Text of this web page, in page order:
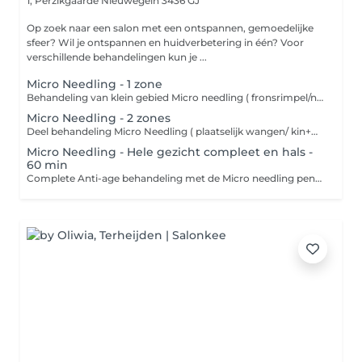
Op zoek naar een salon met een ontspannen, gemoedelijke
sfeer? Wil je ontspannen en huidverbetering in één? Voor
verschillende behandelingen kun je ...
Micro Needling - 1 zone
Behandeling van klein gebied Micro needling ( fronsrimpel/neus lipplooi/bovenlip/litteken) - Reingen van de huid - Micro needling gewenste gebied met intensief serum - Dag/nacht verzorging Microneedling is een cosmetische behandeling waarbij met een apparaat microscopisch kleine naaldjes over de huid gaan. Deze naaldjes prikken hele kleine gaatjes in de huid. Dit klinkt misschien heftig, maar deze "micro-wondjes" activeren het natuurlijke genezingsproces van het lichaam. Wat doet microneedling voor een strakkere huid? De kleine prikjes stimuleren het lichaam om: - Collageen aan te maken zorgt voor een stevigere huidstructuur - Elastine aan te maken helpt de huid om veerkrachtiger en soepeler te blijven - Celvernieuwing te bevorderen wat zorgt voor een frissere uitstraling Hierdoor wordt de huid: - Strakker - Gladder - Minder verslapt - Egaler in teint en textuur
Micro Needling - 2 zones
Deel behandeling Micro Needling ( plaatselijk wangen/ kin+mond+neuslipplooi / ogen / voorhoofd /hals) - Reingen van de huid - Micro needling gewenste gebied incl. intensief serum - Kalmerend masker - Dag/nacht verzorging Behandeling van klein gebied Micro needling ( fronsrimpel/neus lipplooi/bovenlip/litteken) - Reingen van de huid - Micro needling gewenste gebied met intensief serum - Dag/nacht verzorging Microneedling is een cosmetische behandeling waarbij met een apparaat microscopisch kleine naaldjes over de huid gaan. Deze naaldjes prikken hele kleine gaatjes in de huid. Dit klinkt misschien heftig, maar deze "micro-wondjes" activeren het natuurlijke genezingsproces van het lichaam. Wat doet microneedling voor een strakkere huid? De kleine prikjes stimuleren het lichaam om: - Collageen aan te maken zorgt voor een stevigere huidstructuur - Elastine aan te maken helpt de huid om veerkrachtiger en soepeler te blijven - Celvernieuwing te bevorderen wat zorgt voor een frissere uitstraling Hierdoor wordt de huid: - Strakker - Gladder - Minder verslapt - Egaler in teint en textuur
Micro Needling - Hele gezicht compleet en hals -
60 min
Complete Anti-age behandeling met de Micro needling pen. - Reinigen van de huid - Epileren/waxen wenkbrauwen - Milde peeling - Micro Needling totale gezicht en hals met gebruik van intensief ampul - Kalmerend masker - Massage nek/hals/decollete - Dag/nacht verzorging Behandeling van klein gebied Micro needling ( fronsrimpel/neus lipplooi/bovenlip/litteken) - Reingen van de huid - Micro needling gewenste gebied met intensief serum - Dag/nacht verzorging Microneedling is een cosmetische behandeling waarbij met een apparaat microscopisch kleine naaldjes over de huid gaan. Deze naaldjes prikken hele kleine gaatjes in de huid. Dit klinkt misschien heftig, maar deze "micro-wondjes" activeren het natuurlijke genezingsproces van het lichaam. Wat doet microneedling voor een strakkere huid? De kleine prikjes stimuleren het lichaam om: - Collageen aan te maken zorgt voor een stevigere huidstructuur - Elastine aan te maken helpt de huid om veerkrachtiger en soepeler te blijven - Celvernieuwing te bevorderen wat zorgt voor een frissere uitstraling Hierdoor wordt de huid: - Strakker - Gladder - Minder verslapt - Egaler in teint en textuur